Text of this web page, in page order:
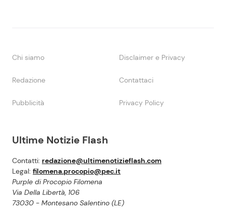
Ultime Notizie Flash
Contatti: redazione@ultimenotizieflash.com
Legal: filomena.procopio@pec.it
Purple di Procopio Filomena
Via Della Libertà, 106
73030 - Montesano Salentino (LE)
Chi siamo Disclaimer e Privacy
Redazione Contattaci
Pubblicità Privacy Policy